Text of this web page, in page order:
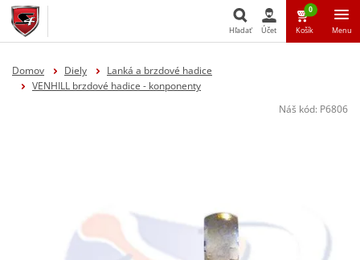
Hľadať Účet
0
Košík Menu
Domov Diely
Lanká a brzdové hadice
VENHILL brzdové hadice - konponenty
Náš kód: P6806